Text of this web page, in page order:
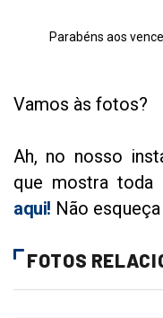
Parabéns aos
Vamos às fotos?
Ah, no nosso
que mostra toda
aqui! Não
FOTOS